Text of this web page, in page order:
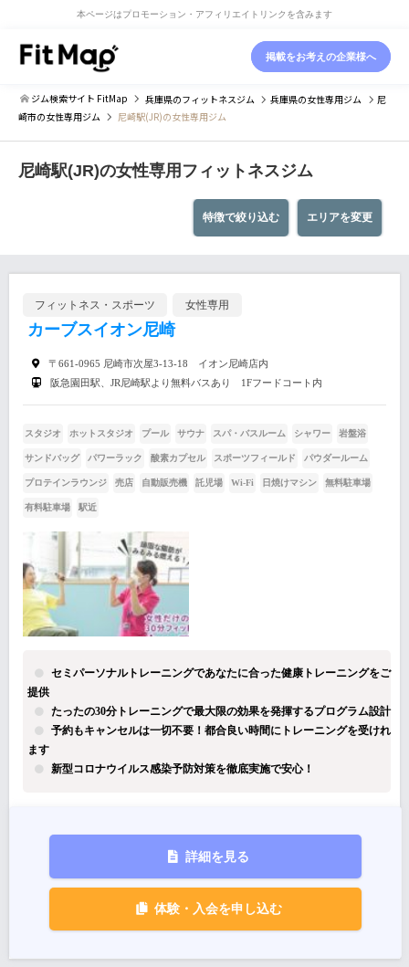
本ページはプロモーション・アフィリエイトリンクを含みます
掲載をお考えの企業様へ
ジム検索サイト FitMap 兵庫県のフィットネスジム 兵庫県の女性専用ジム
尼
崎市の女性専用ジム 尼崎駅(JR)の女性専用ジム
尼崎駅(JR)の女性専用フィットネスジム
エリアを変更
特徴で絞り込む
フィットネス・スポーツ 女性専用
カーブスイオン尼崎
〒661-0965 尼崎市次屋3-13-18 イオン尼崎店内
阪急園田駅、JR尼崎駅より無料バスあり 1Fフードコート内
スタジオ ホットスタジオ プール サウナ スパ・バスルーム シャワー 岩盤浴
サンドバッグ パワーラック 酸素カプセル スポーツフィールド パウダールーム
プロテインラウンジ 売店 自動販売機 託児場 Wi-Fi 日焼けマシン 無料駐車場
有料駐車場 駅近
セミパーソナルトレーニングであなたに合った健康トレーニングをご
提供
たったの30分トレーニングで最大限の効果を発揮するプログラム設計
予約もキャンセルは一切不要！都合良い時間にトレーニングを受けれ
ます
新型コロナウイルス感染予防対策を徹底実施で安心！
詳細を見る
体験・入会を申し込む